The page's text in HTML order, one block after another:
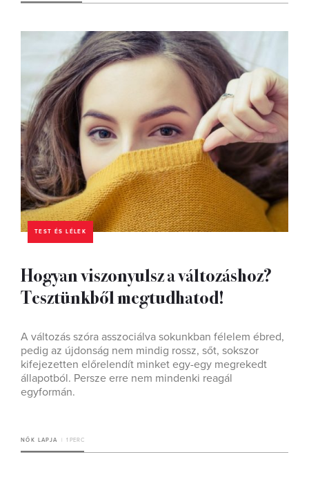
TEST ÉS LÉLEK
Hogyan viszonyulsz a változáshoz?
Tesztünkből megtudhatod!
A változás szóra asszociálva sokunkban félelem ébred,
pedig az újdonság nem mindig rossz, sőt, sokszor
kifejezetten előrelendít minket egy-egy megrekedt
állapotból. Persze erre nem mindenki reagál
egyformán.
NŐK LAPJA 1 PERC